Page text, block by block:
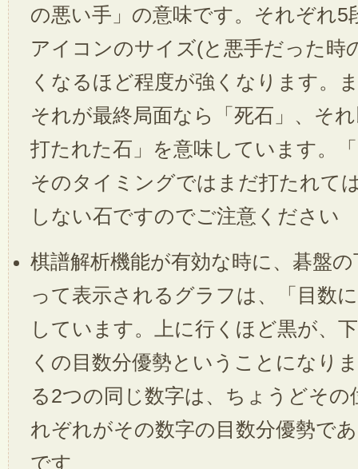
の悪い手」の意味です。それぞれ5
アイコンのサイズ(と悪手だった時
くなるほど程度が強くなります。
それが最終局面なら「死石」、そ
打たれた石」を意味しています。
そのタイミングではまだ打たれて
しない石ですのでご注意ください
棋譜解析機能が有効な時に、碁盤
って表示されるグラフは、「目数
しています。上に行くほど黒が、
くの目数分優勢ということになり
る2つの同じ数字は、ちょうどそ
れぞれがその数字の目数分優勢で
です